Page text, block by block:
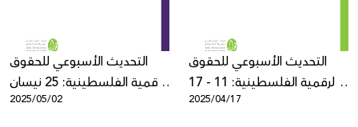
التحديث الأسبوعي للحقوق
الرقمية الفلسطينية: 25 نيسان
- 1 أيار
2025/05/02
التحديث الأسبوعي للحقوق
الرقمية الفلسطينية: 11 - 17
نيسان
2025/04/17